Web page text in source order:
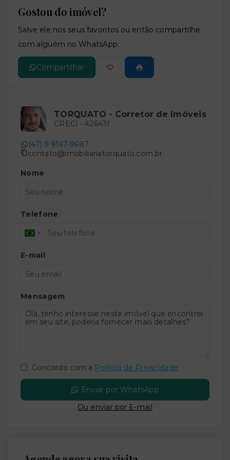
Gostou do imóvel?
Salve ele nos seus favoritos ou então compartilhe
com alguém no WhatsApp:
Compartilhar
TORQUATO - Corretor de Imóveis
CRECI - 42643f
(47) 9 9147-9687
contato@imobiliariatorquato.com.br
Nome
Telefone
E-mail
Mensagem
Concordo com a Política de Privacidade
Enviar por WhatsApp
Ou enviar por E-mail